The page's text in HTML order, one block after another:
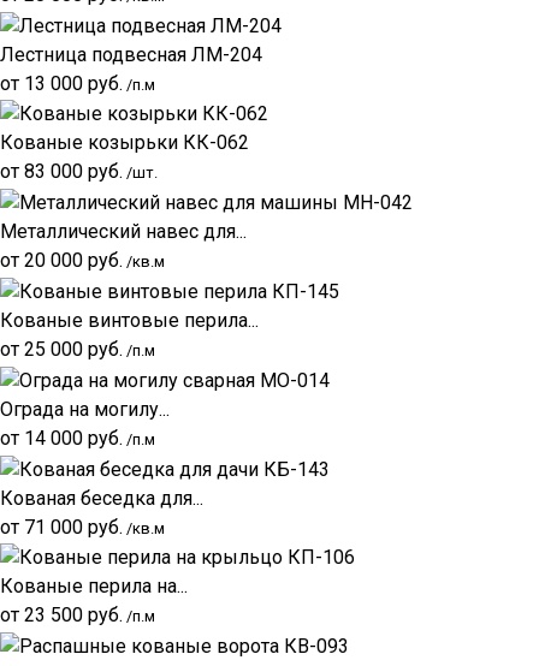
Лестница подвесная ЛМ-204
от 13 000 руб. /п.м
Кованые козырьки КК-062
от 83 000 руб. /шт.
Металлический навес для...
от 20 000 руб. /кв.м
Кованые винтовые перила...
от 25 000 руб. /п.м
Ограда на могилу...
от 14 000 руб. /п.м
Кованая беседка для...
от 71 000 руб. /кв.м
Кованые перила на...
от 23 500 руб. /п.м